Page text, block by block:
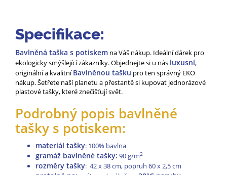
Specifikace:
Bavlněná taška s potiskem na Váš nákup. Ideální dárek pro
ekologicky smýšlející zákazníky. Objednejte si u nás luxusní,
originální a kvalitníBavlněnou tašku pro ten správný EKO
nákup. Šetřete naší planetu a přestantě si kupovat jednorázové
plastové tašky, které znečišťují svět.
Podrobný popis bavlněné
tašky s potiskem:
materiál tašky: 100% bavlna
gramáž bavlněné tašky: 90 g/m2
rozměry tašky: 42 x 38 cm, popruh 60 x 2,5 cm